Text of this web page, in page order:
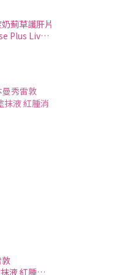
薊草護肝片
Plus Liver
敦
液 紅腫消